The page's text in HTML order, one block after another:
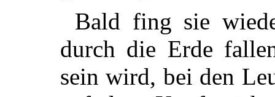
Bald fing sie
durch die Erde
sein wird, bei den